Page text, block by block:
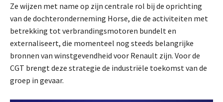
Ze wijzen met name op zijn centrale rol bij de oprichting
van de dochteronderneming Horse, die de activiteiten met
betrekking tot verbrandingsmotoren bundelt en
externaliseert, die momenteel nog steeds belangrijke
bronnen van winstgevendheid voor Renault zijn. Voor de
CGT brengt deze strategie de industriële toekomst van de
groep in gevaar.